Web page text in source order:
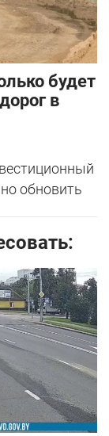
будет
в
обновить